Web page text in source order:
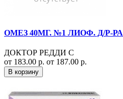
ОМЕЗ 40МГ. №1 ЛИОФ. Д/Р-
ДОКТОР РЕДДИ С
от 183.00 р. от 187.00 р.
В корзину